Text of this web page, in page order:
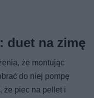
duet na zimę
że montując
do niej pompę
że piec na pellet i